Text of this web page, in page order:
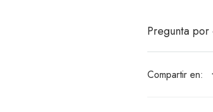
Compartir en:
Pregunta